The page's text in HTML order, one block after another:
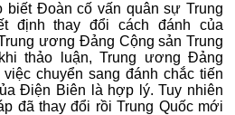
biết Đoàn cố vấn quân sự Trung
định thay đổi cách đánh của
ương Đảng Cộng sản Trung
thảo luận, Trung ương Đảng
chuyển sang đánh chắc tiến
Điện Biên là hợp lý. Tuy nhiên
đã thay đổi rồi Trung Quốc mới